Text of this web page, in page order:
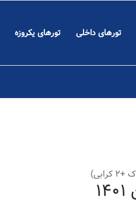
تورهای داخلی تورهای یکروزه